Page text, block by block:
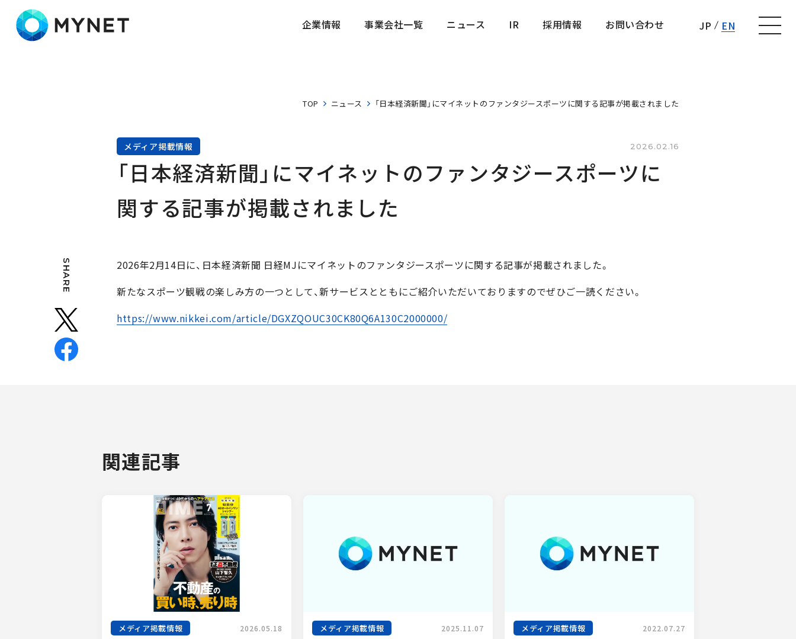
企業情報
事業会社一覧
ニュース
IR
採用情報
お問い合わせ
JP EN
TOP ニュース 「日本経済新聞」にマイネットのファンタジースポーツに関する記事が掲載されました
メディア掲載情報 2026.02.16
「日本経済新聞」にマイネットのファンタジースポーツに
関する記事が掲載されました
SHARE
2026年2月14日に、日本経済新聞 日経MJにマイネットのファンタジースポーツに関する記事が掲載されました。
新たなスポーツ観戦の楽しみ方の一つとして、新サービスとともにご紹介いただいておりますのでぜひご一読ください。
https://www.nikkei.com/article/DGXZQOUC30CK80Q6A130C2000000/
関連記事
メディア掲載情報 2026.05.18 メディア掲載情報 2025.11.07 メディア掲載情報 2022.07.27